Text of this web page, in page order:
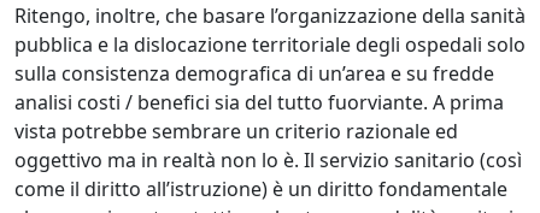
Ritengo, inoltre, che basare l’organizzazione della sanità
pubblica e la dislocazione territoriale degli ospedali solo
sulla consistenza demografica di un’area e su fredde
analisi costi / benefici sia del tutto fuorviante. A prima
vista potrebbe sembrare un criterio razionale ed
oggettivo ma in realtà non lo è. Il servizio sanitario (così
come il diritto all’istruzione) è un diritto fondamentale